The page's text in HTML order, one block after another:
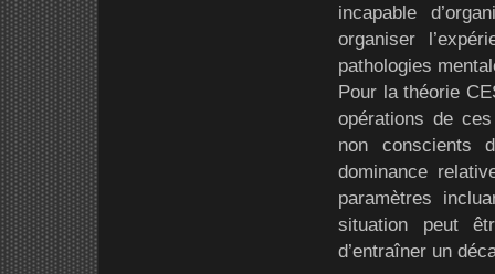
incapable
organiser
pathologies
Pour la théorie
opérations de
non conscients
dominance
paramètres
situation peut
d’entraîner un